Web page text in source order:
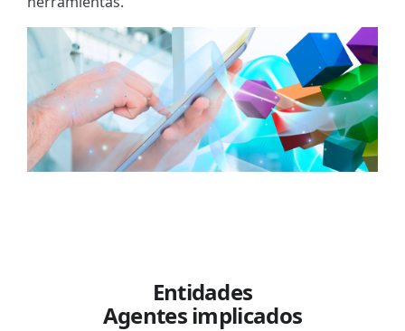
Entidades
Agentes implicados